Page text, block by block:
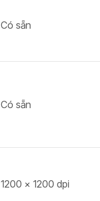
Có sẵn
Có sẵn
1200 × 1200 dpi